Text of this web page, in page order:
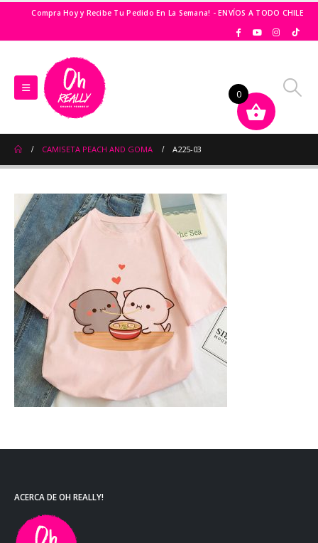
Compra Hoy y Recibe Tu Pedido En La Semana! - ENVÍOS A TODO CHILE
CAMISETA PEACH AND GOMA A225-03
ACERCA DE OH REALLY!
0